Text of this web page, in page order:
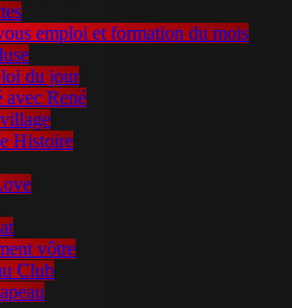
emploi et formation du mois
du jour
avec René
Histoire
vôtre
Club